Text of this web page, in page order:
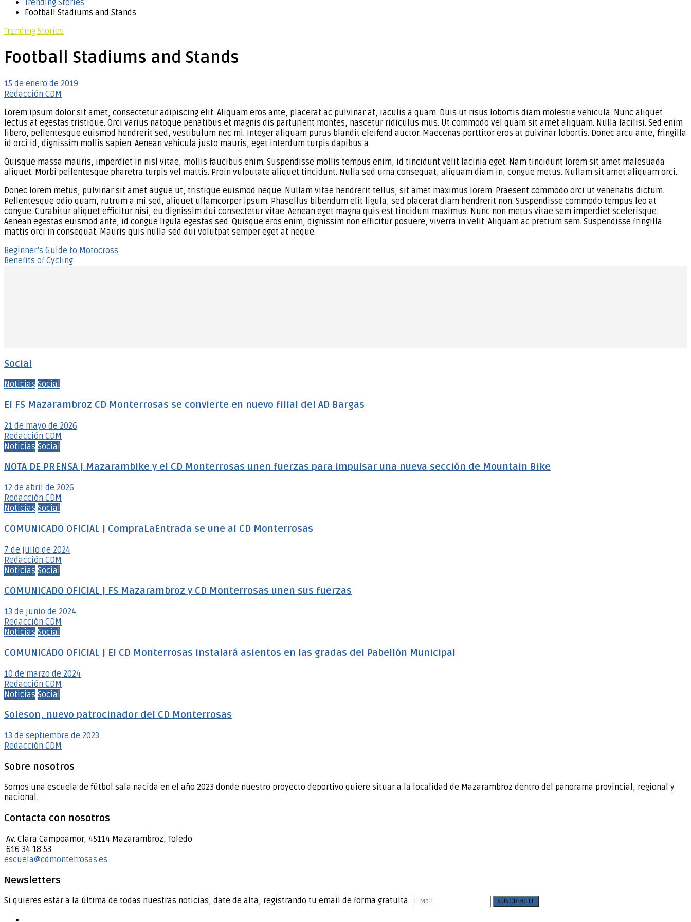
Trending Stories
Football Stadiums and Stands
Trending Stories
Football Stadiums and Stands
15 de enero de 2019
Redacción CDM
Lorem ipsum dolor sit amet, consectetur adipiscing elit. Aliquam eros ante, placerat ac pulvinar at, iaculis a quam. Duis ut risus lobortis diam molestie vehicula. Nunc aliquet
lectus at egestas tristique. Orci varius natoque penatibus et magnis dis parturient montes, nascetur ridiculus mus. Ut commodo vel quam sit amet aliquam. Nulla facilisi. Sed enim
libero, pellentesque euismod hendrerit sed, vestibulum nec mi. Integer aliquam purus blandit eleifend auctor. Maecenas porttitor eros at pulvinar lobortis. Donec arcu ante, fringilla
id orci id, dignissim mollis sapien. Aenean vehicula justo mauris, eget interdum turpis dapibus a.
Quisque massa mauris, imperdiet in nisl vitae, mollis faucibus enim. Suspendisse mollis tempus enim, id tincidunt velit lacinia eget. Nam tincidunt lorem sit amet malesuada
aliquet. Morbi pellentesque pharetra turpis vel mattis. Proin vulputate aliquet tincidunt. Nulla sed urna consequat, aliquam diam in, congue metus. Nullam sit amet aliquam orci.
Donec lorem metus, pulvinar sit amet augue ut, tristique euismod neque. Nullam vitae hendrerit tellus, sit amet maximus lorem. Praesent commodo orci ut venenatis dictum.
Pellentesque odio quam, rutrum a mi sed, aliquet ullamcorper ipsum. Phasellus bibendum elit ligula, sed placerat diam hendrerit non. Suspendisse commodo tempus leo at
congue. Curabitur aliquet efficitur nisi, eu dignissim dui consectetur vitae. Aenean eget magna quis est tincidunt maximus. Nunc non metus vitae sem imperdiet scelerisque.
Aenean egestas euismod ante, id congue ligula egestas sed. Quisque eros enim, dignissim non efficitur posuere, viverra in velit. Aliquam ac pretium sem. Suspendisse fringilla
mattis orci in consequat. Mauris quis nulla sed dui volutpat semper eget at neque.
Navegación
de
Beginner’s Guide to Motocross
Benefits of Cycling
Social
Noticias Social
El FS Mazarambroz CD Monterrosas se convierte en nuevo filial del AD Bargas
21 de mayo de 2026
Redacción CDM
Noticias Social
NOTA DE PRENSA | Mazarambike y el CD Monterrosas unen fuerzas para impulsar una nueva sección de Mountain Bike
12 de abril de 2026
Redacción CDM
Noticias Social
COMUNICADO OFICIAL | CompraLaEntrada se une al CD Monterrosas
7 de julio de 2024
Redacción CDM
Noticias Social
COMUNICADO OFICIAL | FS Mazarambroz y CD Monterrosas unen sus fuerzas
13 de junio de 2024
Redacción CDM
Noticias Social
COMUNICADO OFICIAL | El CD Monterrosas instalará asientos en las gradas del Pabellón Municipal
10 de marzo de 2024
Redacción CDM
Noticias Social
Soleson, nuevo patrocinador del CD Monterrosas
13 de septiembre de 2023
Redacción CDM
Sobre nosotros
Somos una escuela de fútbol sala nacida en el año 2023 donde nuestro proyecto deportivo quiere situar a la localidad de Mazarambroz dentro del panorama provincial, regional y
nacional.
Contacta con nosotros
Av. Clara Campoamor, 45114 Mazarambroz, Toledo
616 34 18 53
escuela@cdmonterrosas.es
Newsletters
Si quieres estar a la última de todas nuestras noticias, date de alta, registrando tu email de forma gratuita.